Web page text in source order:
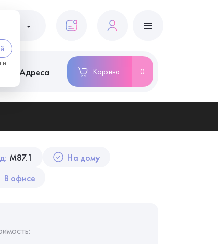
и
Адреса Корзина 0
M87.1
На дому
В офисе